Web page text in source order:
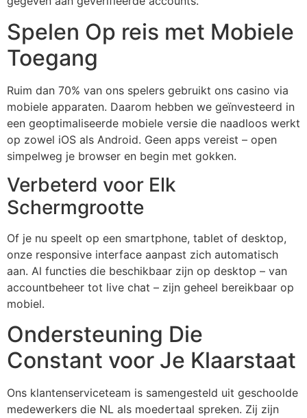
panel
panel
panel
panel
panel
panel
panel
panel
panel
panel
panel
panel
panel
panel
Spelen Op reis met Mobiele
Toegang
Ruim dan 70% van ons spelers gebruikt ons casino via
mobiele apparaten. Daarom hebben we geïnvesteerd in
een geoptimaliseerde mobiele versie die naadloos werkt
op zowel iOS als Android. Geen apps vereist – open
simpelweg je browser en begin met gokken.
Verbeterd voor Elk
Schermgrootte
Of je nu speelt op een smartphone, tablet of desktop,
onze responsive interface aanpast zich automatisch
aan. Al functies die beschikbaar zijn op desktop – van
accountbeheer tot live chat – zijn geheel bereikbaar op
mobiel.
Ondersteuning Die
Constant voor Je Klaarstaat
Ons klantenserviceteam is samengesteld uit geschoolde
medewerkers die NL als moedertaal spreken. Zij zijn